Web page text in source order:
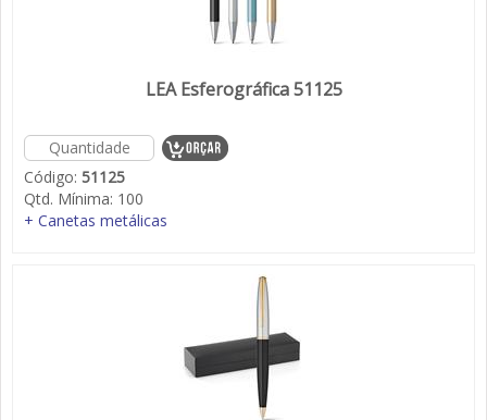
LEA Esferográfica 51125
Código: 51125
Qtd. Mínima: 100
+ Canetas metálicas